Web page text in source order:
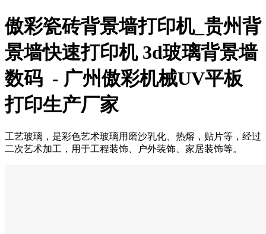
傲彩瓷砖背景墙打印机_贵州背
景墙快速打印机 3d玻璃背景墙
数码 - 广州傲彩机械UV平板
打印生产厂家
工艺玻璃，是彩色艺术玻璃用磨沙乳化、热熔，贴片等，经过
二次艺术加工，用于工程装饰、户外装饰、家居装饰等。